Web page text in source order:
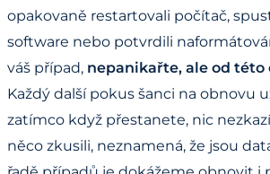
opakovaně restartovali počítač,
software nebo potvrdili
váš případ, nepanikařte, ale od
Každý další pokus šanci na obnovu
zatímco když přestanete, nic
něco zkusili, neznamená, že jsou